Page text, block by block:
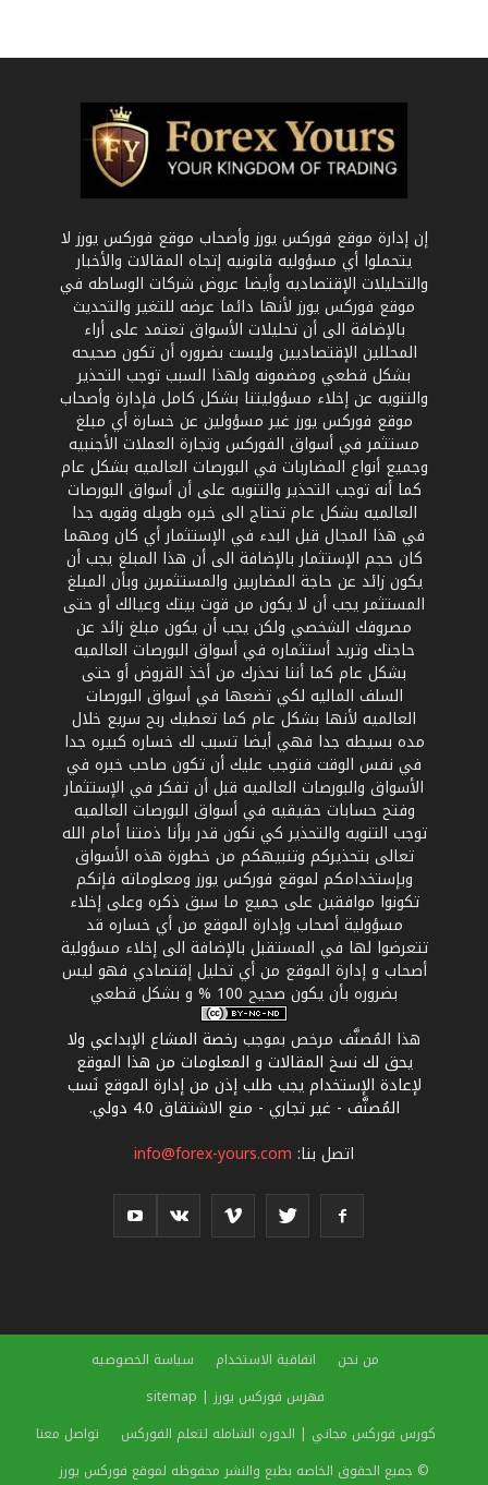
إن إدارة موقع فوركس يورز وأصحاب موقع فوركس يورز لا
يتحملوا أي مسؤوليه قانونيه إتجاه المقالات والأخبار
والتحليلات الإقتصاديه وأيضا عروض شركات الوساطه في
موقع فوركس يورز لأنها دائما عرضه للتغير والتحديث
بالإضافة الى أن تحليلات الأسواق تعتمد على أراء
المحللين الإقتصاديين وليست بضروره أن تكون صحيحه
بشكل قطعي ومضمونه ولهذا السبب توجب التحذير
والتنويه عن إخلاء مسؤوليتنا بشكل كامل فإدارة وأصحاب
موقع فوركس يورز غير مسؤولين عن خسارة أي مبلغ
مستثمر في أسواق الفوركس وتجارة العملات الأجنبيه
وجميع أنواع المضاربات في البورصات العالميه بشكل عام
كما أنه توجب التحذير والتنويه على أن أسواق البورصات
العالميه بشكل عام تحتاج الى خبره طويله وقويه جدا
في هذا المجال قبل البدء في الإستثمار أي كان ومهما
كان حجم الإستثمار بالإضافة الى أن هذا المبلغ يجب أن
يكون زائد عن حاجة المضاربين والمستثمرين وبأن المبلغ
المستثمر يجب أن لا يكون من قوت بيتك وعيالك أو حتى
مصروفك الشخصي ولكن يجب أن يكون مبلغ زائد عن
حاجتك وتريد أستثماره في أسواق البورصات العالميه
بشكل عام كما أننا نحذرك من أخذ القروض أو حتى
السلف الماليه لكي تضعها في أسواق البورصات
العالميه لأنها بشكل عام كما تعطيك ربح سريع خلال
مده بسيطه جدا فهي أيضا تسبب لك خساره كبيره جدا
في نفس الوقت فتوجب عليك أن تكون صاحب خبره في
الأسواق والبورصات العالميه قبل أن تفكر في الإستثمار
وفتح حسابات حقيقيه في أسواق البورصات العالميه
توجب التنويه والتحذير كي نكون قدر برأنا ذمتنا أمام الله
تعالى بتحذيركم وتنبيهكم من خطورة هذه الأسواق
وبإستخدامكم لموقع فوركس يورز ومعلوماته فإنكم
تكونوا موافقين على جميع ما سبق ذكره وعلى إخلاء
مسؤولية أصحاب وإدارة الموقع من أي خساره قد
تتعرضوا لها في المستقبل بالإضافة الى إخلاء مسؤولية
أصحاب و إدارة الموقع من أي تحليل إقتصادي فهو ليس
بضروره بأن يكون صحيح 100 % و بشكل قطعي
هذا المُصنَّف مرخص بموجب رخصة المشاع الإبداعي ولا
يحق لك نسخ المقالات و المعلومات من هذا الموقع
لإعادة الإستخدام يجب طلب إذن من إدارة الموقع نَسب
المُصنَّف - غير تجاري - منع الاشتقاق 4.0 دولي
.
اتصل بنا: info@forex-yours.com
من نحن اتفاقية الاستخدام
سياسة الخصوصيه
فهرس فوركس يورز | sitemap
كورس فوركس مجاني | الدوره الشامله لتعلم الفوركس
تواصل معنا
© جميع الحقوق الخاصه بطبع والنشر محفوظه لموقع فوركس يورز